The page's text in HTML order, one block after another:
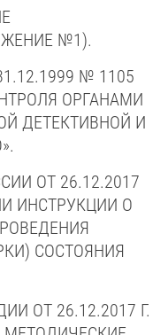
№1).
№ 1105
ОРГАНАМИ
ДЕТЕКТИВНОЙ И
ОТ 26.12.2017
ИНСТРУКЦИИ О
СОСТОЯНИЯ
ОТ 26.12.2017 Г.